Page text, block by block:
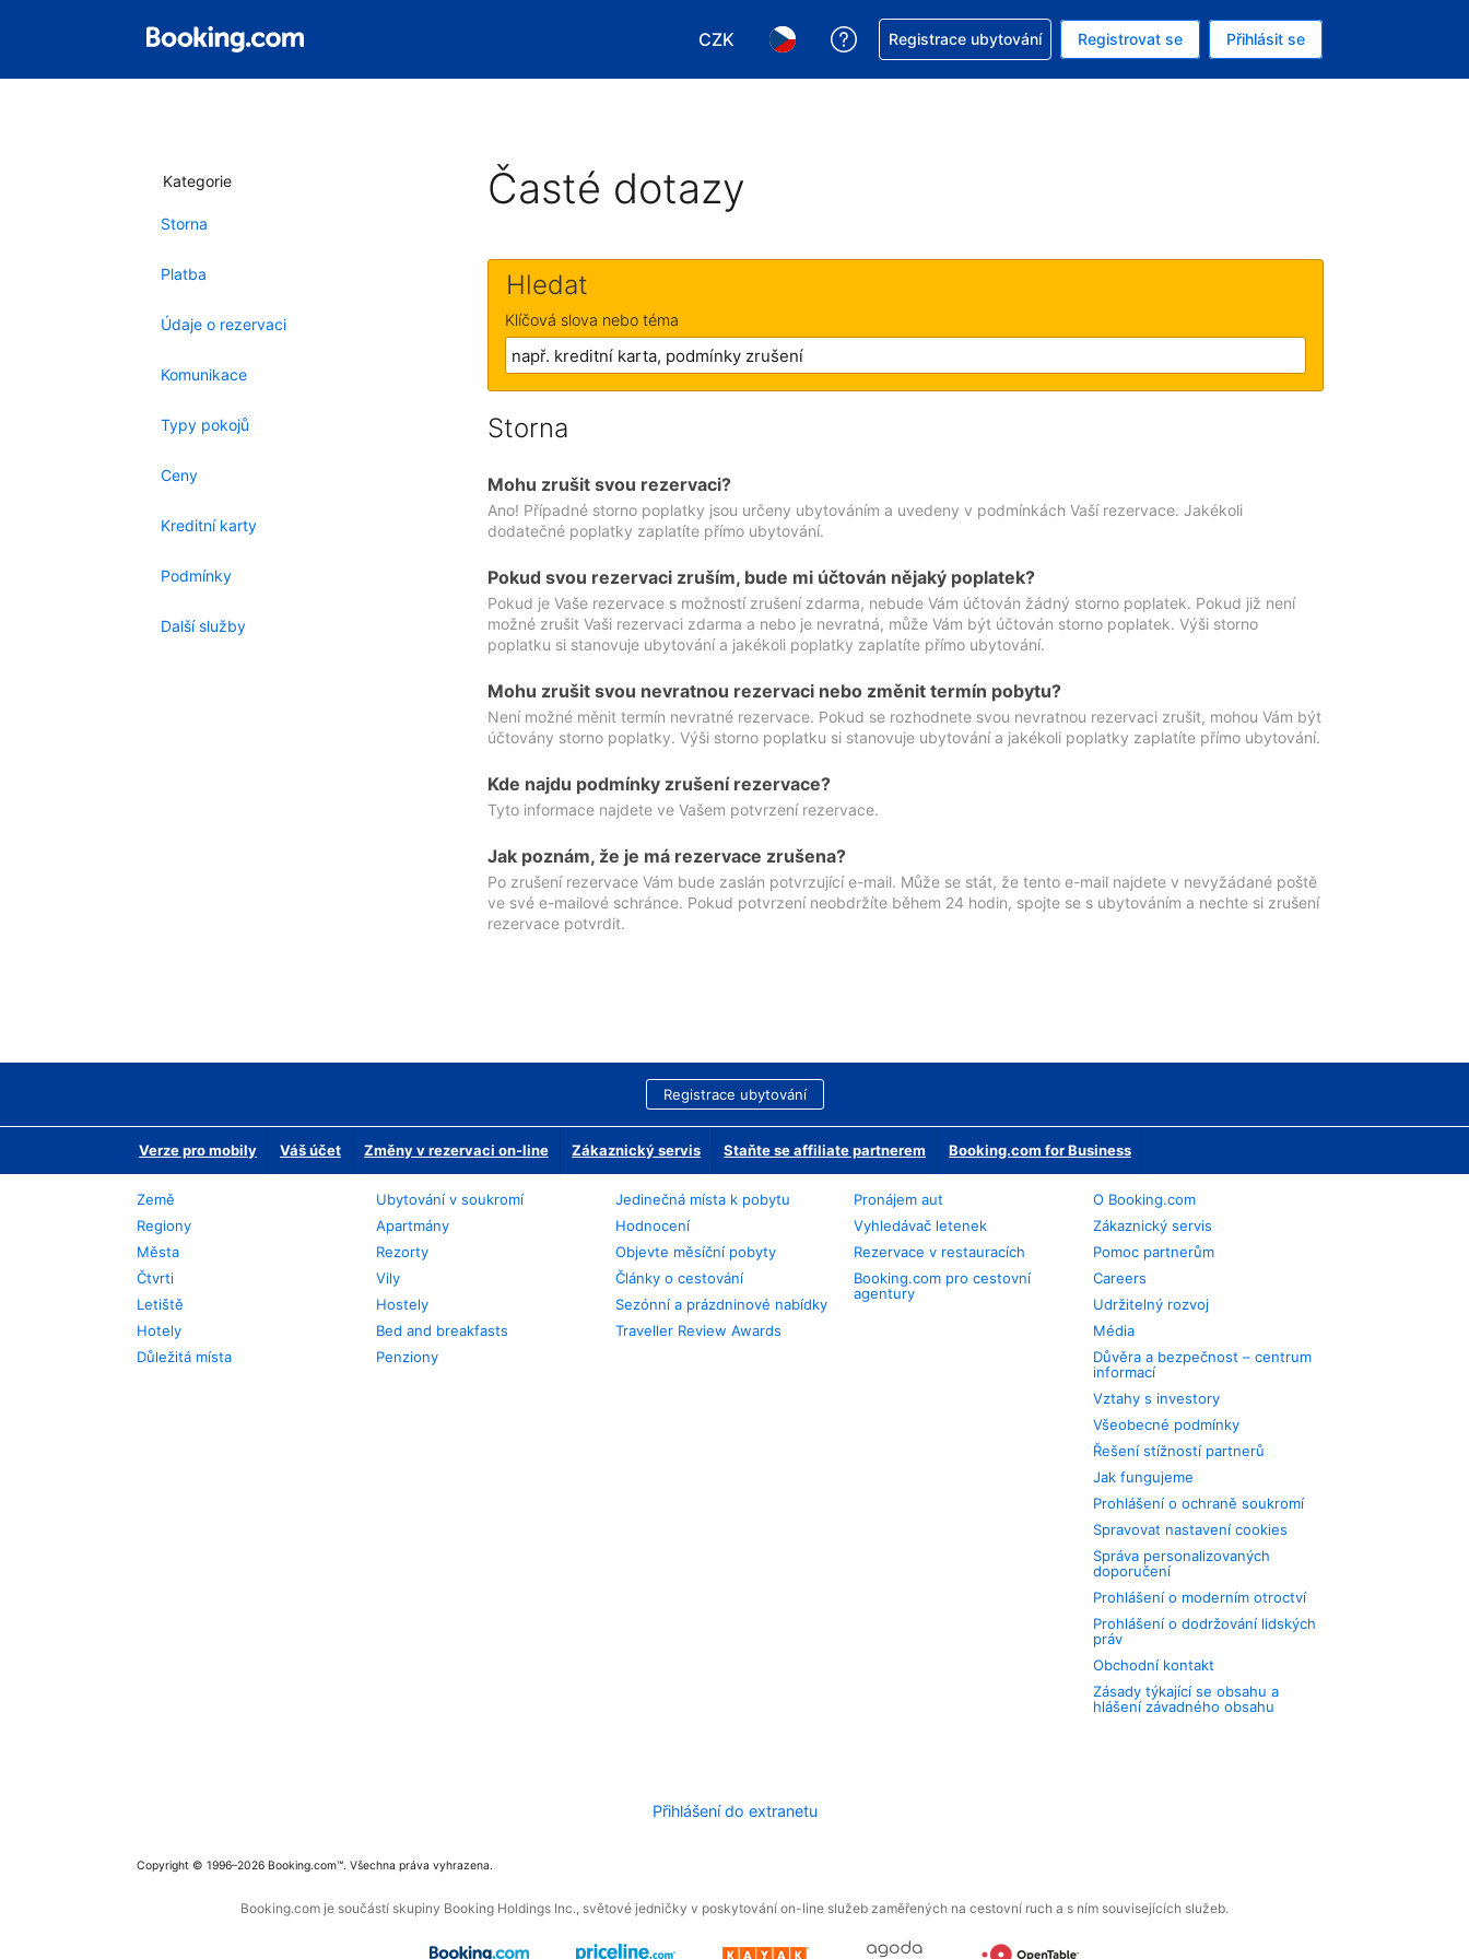
CZK
Vyberte si měnu. Aktuálně zvolená měna: Česká koruna
Vyberte si jazyk. Aktuálně zvolený jazyk: V češtině
Asistence s rezervací
Registrace ubytování Registrovat se Přihlásit se
Kategorie
Storna
Platba
Údaje o rezervaci
Komunikace
Typy pokojů
Ceny
Kreditní karty
Podmínky
Další služby
Časté dotazy
Hledat
Klíčová slova nebo téma
Storna
Mohu zrušit svou rezervaci?
Ano! Případné storno poplatky jsou určeny ubytováním a uvedeny v podmínkách Vaší rezervace. Jakékoli
dodatečné poplatky zaplatíte přímo ubytování.
Pokud svou rezervaci zruším, bude mi účtován nějaký poplatek?
Pokud je Vaše rezervace s možností zrušení zdarma, nebude Vám účtován žádný storno poplatek. Pokud již není
možné zrušit Vaši rezervaci zdarma a nebo je nevratná, může Vám být účtován storno poplatek. Výši storno
poplatku si stanovuje ubytování a jakékoli poplatky zaplatíte přímo ubytování.
Mohu zrušit svou nevratnou rezervaci nebo změnit termín pobytu?
Není možné měnit termín nevratné rezervace. Pokud se rozhodnete svou nevratnou rezervaci zrušit, mohou Vám být
účtovány storno poplatky. Výši storno poplatku si stanovuje ubytování a jakékoli poplatky zaplatíte přímo ubytování.
Kde najdu podmínky zrušení rezervace?
Tyto informace najdete ve Vašem potvrzení rezervace.
Jak poznám, že je má rezervace zrušena?
Po zrušení rezervace Vám bude zaslán potvrzující e-mail. Může se stát, že tento e-mail najdete v nevyžádané poště
ve své e-mailové schránce. Pokud potvrzení neobdržíte během 24 hodin, spojte se s ubytováním a nechte si zrušení
rezervace potvrdit.
Registrace ubytování
Verze pro mobily Váš účet Změny v rezervaci on-line Zákaznický servis Staňte se affiliate partnerem Booking.com for Business
Země
Regiony
Města
Čtvrti
Letiště
Hotely
Důležitá místa
Ubytování v soukromí
Apartmány
Rezorty
Vily
Hostely
Bed and breakfasts
Penziony
Jedinečná místa k pobytu
Hodnocení
Objevte měsíční pobyty
Články o cestování
Sezónní a prázdninové nabídky
Traveller Review Awards
Pronájem aut
Vyhledávač letenek
Rezervace v restauracích
Booking.com pro cestovní
agentury
O Booking.com
Zákaznický servis
Pomoc partnerům
Careers
Udržitelný rozvoj
Média
Důvěra a bezpečnost – centrum
informací
Vztahy s investory
Všeobecné podmínky
Řešení stížností partnerů
Jak fungujeme
Prohlášení o ochraně soukromí
Spravovat nastavení cookies
Správa personalizovaných
doporučení
Prohlášení o moderním otroctví
Prohlášení o dodržování lidských
práv
Obchodní kontakt
Zásady týkající se obsahu a
hlášení závadného obsahu
Přihlášení do extranetu
Copyright © 1996–2026 Booking.com™. Všechna práva vyhrazena.
Booking.com je součástí skupiny Booking Holdings Inc., světové jedničky v poskytování on-line služeb zaměřených na cestovní ruch a s ním souvisejících služeb.